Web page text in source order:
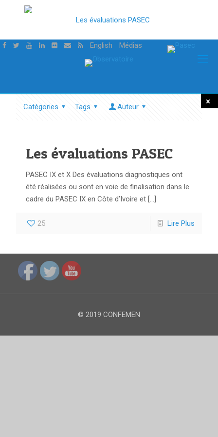
English Médias
Catégories Tags Auteur
Les évaluations PASEC
PASEC IX et X Des évaluations diagnostiques ont
été réalisées ou sont en voie de finalisation dans le
cadre du PASEC IX en Côte d’Ivoire et […]
25 Lire Plus
© 2019 CONFEMEN